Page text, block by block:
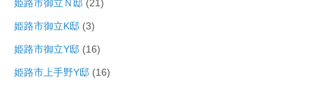
姫路市御立Ｎ邸 (21)
姫路市御立K邸 (3)
姫路市御立Y邸 (16)
姫路市上手野Y邸 (16)